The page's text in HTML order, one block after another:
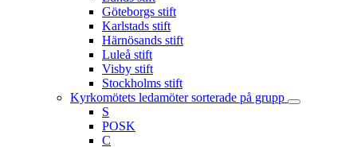
Göteborgs stift
Karlstads stift
Härnösands stift
Luleå stift
Visby stift
Stockholms stift
Kyrkomötets ledamöter sorterade på grupp
S
POSK
C